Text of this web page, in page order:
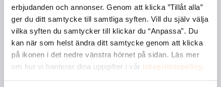
erbjudanden och annonser. Genom att klicka ”Tillåt alla”
ger du ditt samtycke till samtliga syften. Vill du själv välja
vilka syften du samtycker till klickar du “Anpassa”. Du
kan när som helst ändra ditt samtycke genom att klicka
på ikonen i det nedre vänstra hörnet på sidan. Läs mer
om hur vi hanterar dina uppgifter i vår integritetspolicy.
brutalt tydlig:
Reklam för en biocidprodukt får inte i något fall innehålla
uppgifter av typen ”lågriskbiocidprodukt”, ”inte giftig”,
”oskadlig”, ”naturlig”, ”miljövänlig”, ”djurvänlig” eller liknande.
Det är inte de specifika orden som är otillåtna, utan deras
innebörd. Det hjälper alltså inte att använda andra